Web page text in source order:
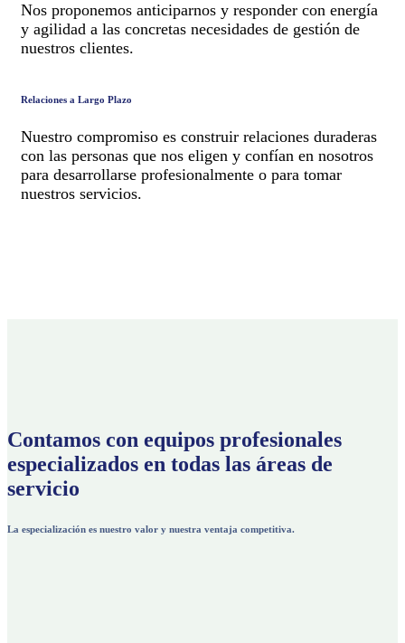
Nos proponemos anticiparnos y responder con energía
y agilidad a las concretas necesidades de gestión de
nuestros clientes.
Relaciones a Largo Plazo
Nuestro compromiso es construir relaciones duraderas
con las personas que nos eligen y confían en nosotros
para desarrollarse profesionalmente o para tomar
nuestros servicios.
Contamos con equipos profesionales
especializados en todas las áreas de
servicio
La especialización es nuestro valor y nuestra ventaja competitiva.